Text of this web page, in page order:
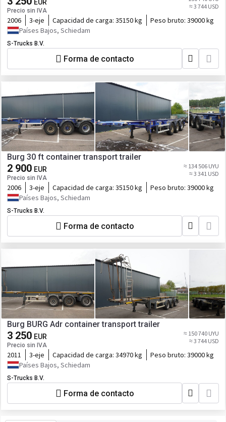
EUR
Precio sin IVA
≈ 3 744 USD
2006 3-eje Capacidad de carga: 35150 kg Peso bruto: 39000 kg
Países Bajos, Schiedam
S-Trucks B.V.
Forma de contacto
Burg 30 ft container transport trailer
2 900 EUR
Precio sin IVA
≈ 134 506 UYU
≈ 3 341 USD
2006 3-eje Capacidad de carga: 35150 kg Peso bruto: 39000 kg
Países Bajos, Schiedam
S-Trucks B.V.
Forma de contacto
Burg BURG Adr container transport trailer
3 250 EUR
Precio sin IVA
≈ 150 740 UYU
≈ 3 744 USD
2011 3-eje Capacidad de carga: 34970 kg Peso bruto: 39000 kg
Países Bajos, Schiedam
S-Trucks B.V.
Forma de contacto